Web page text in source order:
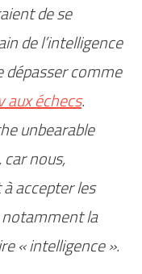
de se
de l’intelligence
comme
aux échecs.
unbearable
nous,
accepter les
notamment la
« intelligence ».